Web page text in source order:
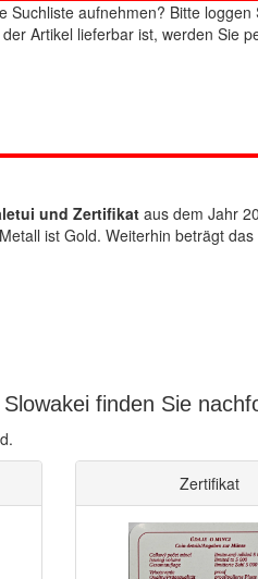
Suchliste aufnehmen? Bitte loggen
Artikel lieferbar ist, werden Sie
und Zertifikat aus dem Jahr
ist Gold. Weiterhin beträgt
finden Sie
Zertifikat